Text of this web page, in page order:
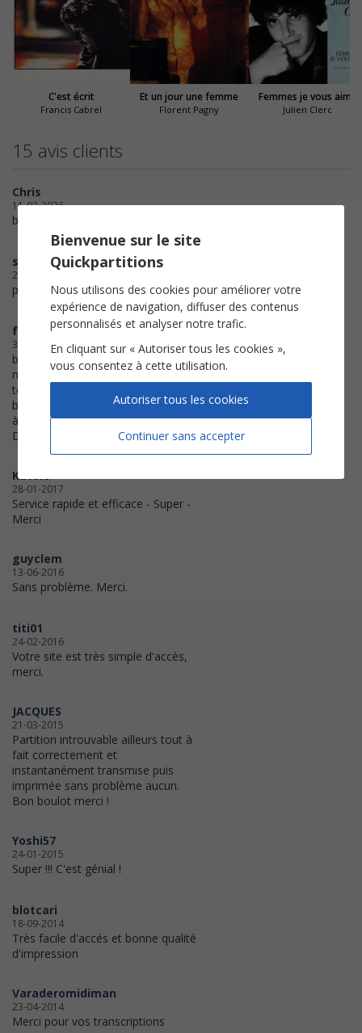
C'est écrit
Francis Cabrel
Et un jour une femme
Florent Pagny
Femmes je vous aime
Julien Clerc
15 avis clients
Chris
11-03-2026
bonne qualité
stillspring
27-09-2021
parfait merci !
fender
30-09-2019
bonjour ,♫
merci pour les transpo demandés,
toujours super ,clair et net
bonne journée
à plus tard pour d'autres partoches
D.G
Katele
28-01-2017
Service rapide et efficace - Super -
Merci
guyclem
13-06-2016
Sans problème. Merci.
titi01
24-02-2016
Votre site est très simple d'accès,
merci.
JACQUES
21-03-2015
Partition introuvable ailleurs tout à
fait correctement et
instantanément transmise puis
imprimée sans problème aucun.
Bon boulot merci !
Yoshi57
24-01-2015
Super !!! C'est génial !
blotcari
18-09-2014
Très facile d'accés et bonne qualité
d'impression
Varaderomidiman
23-04-2014
Merci pour vos transcriptions
Bienvenue sur le site
Quickpartitions
Nous utilisons des cookies pour améliorer votre
expérience de navigation, diffuser des contenus
personnalisés et analyser notre trafic.
En cliquant sur « Autoriser tous les cookies »,
vous consentez à cette utilisation.
Continuer sans accepter
Autoriser tous les cookies